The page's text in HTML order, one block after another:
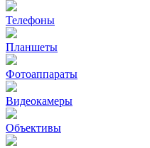
Телефоны
Планшеты
Фотоаппараты
Видеокамеры
Объективы